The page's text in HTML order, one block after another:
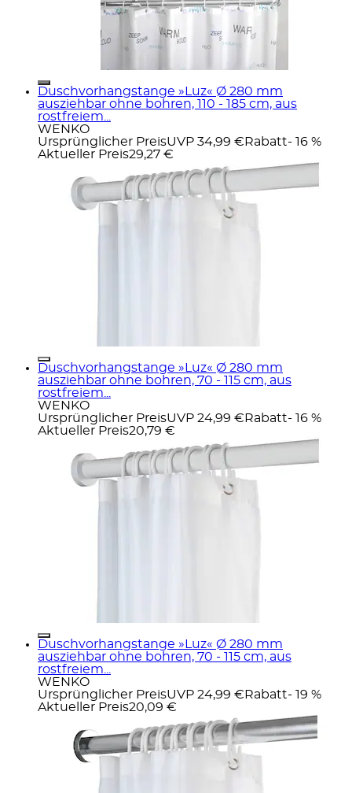
Duschvorhangstange »Luz« Ø 280 mm
ausziehbar ohne bohren, 110 - 185 cm, aus
rostfreiem...
WENKO
Ursprünglicher PreisUVP 34,99 € Rabatt- 16 %
Aktueller Preis29,27 €
Duschvorhangstange »Luz« Ø 280 mm
ausziehbar ohne bohren, 70 - 115 cm, aus
rostfreiem...
WENKO
Ursprünglicher PreisUVP 24,99 € Rabatt- 16 %
Aktueller Preis20,79 €
Duschvorhangstange »Luz« Ø 280 mm
ausziehbar ohne bohren, 70 - 115 cm, aus
rostfreiem...
WENKO
Ursprünglicher PreisUVP 24,99 € Rabatt- 19 %
Aktueller Preis20,09 €